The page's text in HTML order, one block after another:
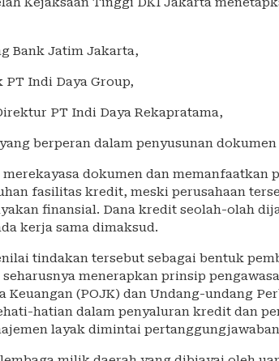
Bank Jatim Jakarta,
PT Indi Daya Group,
PT Indi Daya Rekapratama,
berperan dalam penyusunan
dokumen dan memanfaatkan
fasilitas kredit, meski perusahaan
finansial. Dana kredit seolah-olah
kerja sama dimaksud.
tindakan tersebut sebagai bentuk
menerapkan prinsip
Keuangan (POJK) dan Undang-undang
hatian dalam penyaluran kredit dan
layak dimintai